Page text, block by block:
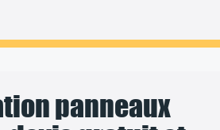
panneaux